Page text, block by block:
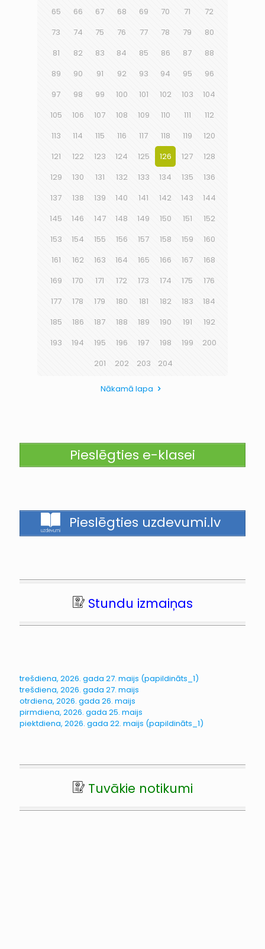
65
66 67 68 69 70 71
72
73
74 75 76 77 78 79
80
81
82 83 84 85 86 87
88
89
90 91 92 93 94 95
96
97
98 99 100 101 102 103
104
105
106 107 108 109 110 111
112
113
114 115 116 117 118 119
120
121
122 123 124 125 126 127
128
129
130 131 132 133 134 135
136
137
138 139 140 141 142 143
144
145
146 147 148 149 150 151
152
153
154 155 156 157 158 159
160
161
162 163 164 165 166 167
168
169
170 171 172 173 174 175
176
177
178 179 180 181 182 183
184
185
186 187 188 189 190 191
192
193
194 195 196 197 198 199
200
201
202 203 204
Nākamā lapa
Pieslēgties e-klasei
Pieslēgties uzdevumi.lv
Stundu izmaiņas
trešdiena, 2026. gada 27. maijs (papildināts_1)
trešdiena, 2026. gada 27. maijs
otrdiena, 2026. gada 26. maijs
pirmdiena, 2026. gada 25. maijs
piektdiena, 2026. gada 22. maijs (papildināts_1)
Tuvākie notikumi